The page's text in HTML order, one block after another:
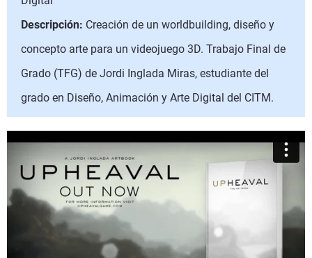
Descripción: Creación de un worldbuilding, diseño y
concepto arte para un videojuego 3D. Trabajo Final de
Grado (TFG) de Jordi Inglada Miras, estudiante del
grado en Diseño, Animación y Arte Digital del CITM.